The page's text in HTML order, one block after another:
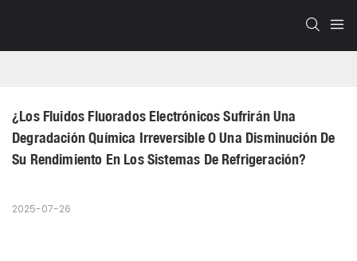
¿Los Fluidos Fluorados Electrónicos Sufrirán Una
Degradación Química Irreversible O Una Disminución De
Su Rendimiento En Los Sistemas De Refrigeración?
2025-07-26